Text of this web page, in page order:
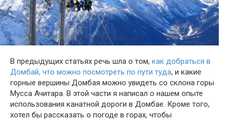
В предыдущих статьях речь шла о том, как добраться в
Домбай, что можно посмотреть по пути туда, и какие
горные вершины Домбая можно увидеть со склона горы
Мусса Ачитара. В этой части я написал о нашем опыте
использования канатной дороги в Домбае. Кроме того,
хотел бы рассказать о погоде в горах, чтобы